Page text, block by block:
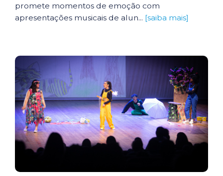
promete momentos de emoção com
apresentações musicais de alun... [saiba mais]